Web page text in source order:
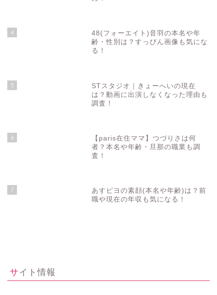
4
48(フォーエイト)音羽の本名や年
齢・性別は？すっぴん画像も気にな
る！
5
STスタジオ｜きょーへいの現在
は？動画に出演しなくなった理由も
調査！
6
【paris在住ママ】つづりさは何
者？本名や年齢・旦那の職業も調
査！
7
あすピヨの素顔(本名や年齢)は？前
職や現在の年収も気になる！
サイト情報